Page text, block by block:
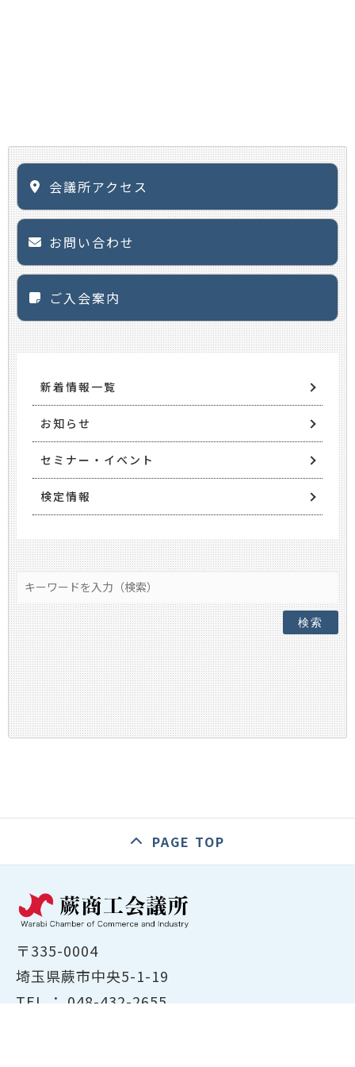
会議所アクセス
お問い合わせ
ご入会案内
新着情報一覧
お知らせ
セミナー・イベント
検定情報
検索
PAGE TOP
〒335-0004
埼玉県蕨市中央5-1-19
TEL ： 048-432-2655